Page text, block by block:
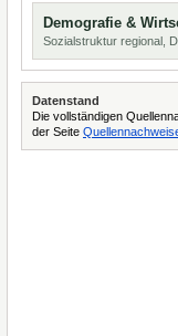
Demografie &
Sozialstruktur regional,
Datenstand
Die vollständigen
der Seite